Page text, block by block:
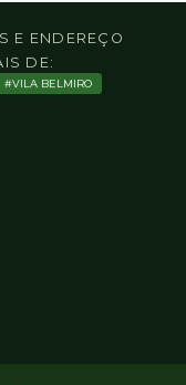
E ENDEREÇO
DE:
VILA BELMIRO